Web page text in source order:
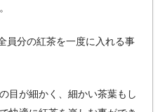
員分の紅茶を一度に入れる事
目が細かく、細かい茶葉もし